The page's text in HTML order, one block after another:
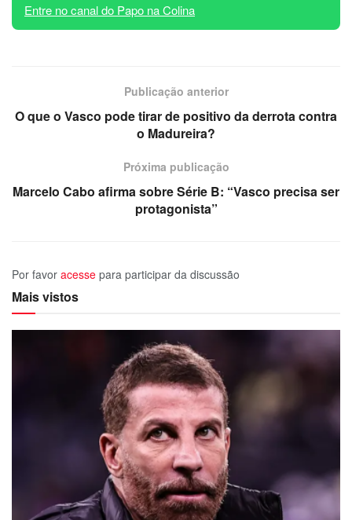
Entre no canal do Papo na Colina
Publicação anterior
O que o Vasco pode tirar de positivo da derrota contra
o Madureira?
Próxima publicação
Marcelo Cabo afirma sobre Série B: “Vasco precisa ser
protagonista”
Por favor acesse para participar da discussão
Mais vistos